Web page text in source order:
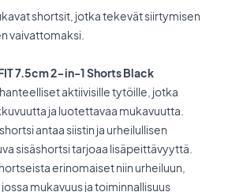
shortsit, jotka tekevät siirtymisen
vaivattomaksi.
7.5cm 2-in-1 Shorts Black
aktiivisille tytöille, jotka
ja luotettavaa mukavuutta.
antaa siistin ja urheilullisen
sisäshortsi tarjoaa lisäpeittävyyttä.
erinomaiset niin urheiluun,
mukavuus ja toiminnallisuus